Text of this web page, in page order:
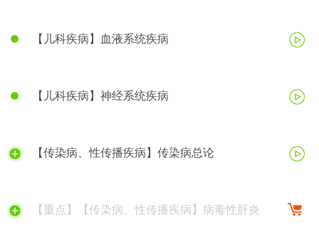
【儿科疾病】血液系统疾病
【儿科疾病】神经系统疾病
【传染病、性传播疾病】传染病总论
【重点】【传染病、性传播疾病】病毒性肝炎